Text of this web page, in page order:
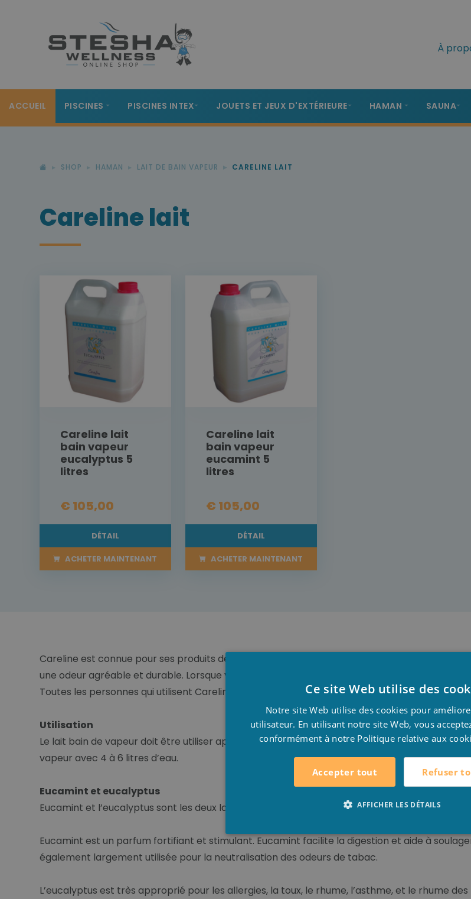
À
ACCUEIL PISCINES PISCINES INTEX JOUETS ET JEUX D'EXTÉRIEURE HAMAN SAUNA
SHOP HAMAN LAIT DE BAIN VAPEUR CARELINE LAIT
Careline lait
Careline lait
bain vapeur
eucalyptus 5
litres
€ 105,00
DÉTAIL
ACHETER MAINTENANT
Careline lait
bain vapeur
eucamint 5
litres
€ 105,00
DÉTAIL
ACHETER MAINTENANT
Careline est connue pour ses produits de haute qualité depuis des années. Les bons
une odeur agréable et durable. Lorsque vous utilisez les produits Careline dans le cadre de
Toutes les personnes qui utilisent Careline retourne rarement à une autre marque.
Utilisation
Le lait bain de vapeur doit être utiliser après qu’ils soient dilué avec un doseur automatique
vapeur avec 4 à 6 litres d’eau.
Eucamint et eucalyptus
Eucamint et l’eucalyptus sont les deux laits bain à vapeur les plus couramment utilisés au
Eucamint est un parfum fortifiant et stimulant. Eucamint facilite la digestion et aide à
également largement utilisée pour la neutralisation des odeurs de tabac.
L’eucalyptus est très approprié pour les allergies, la toux, le rhume, l’asthme, et le rhume
Ce site Web utilise des
Notre site Web utilise des cookies pour
utilisateur. En utilisant notre site Web, vous
conformément à notre Politique relative aux
Accepter tout Refuser
AFFICHER LES DÉTAILS